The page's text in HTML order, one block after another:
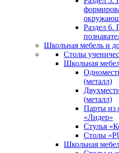
Раздел 6.
Школьная мебель и
Столы
Школьная
(металл)
(металл)
Парты из
«Лидер»
Стулья
Столы
Школьная